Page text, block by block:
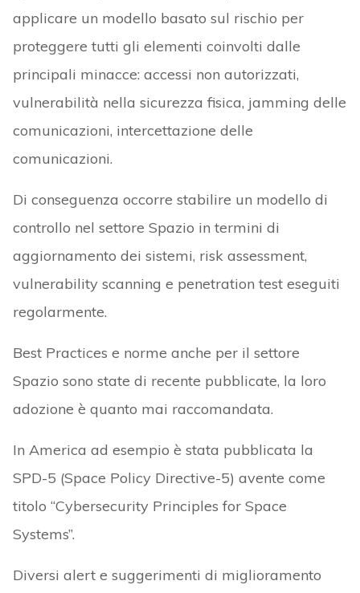
applicare un modello basato sul rischio per
proteggere tutti gli elementi coinvolti dalle
principali minacce: accessi non autorizzati,
vulnerabilità nella sicurezza fisica, jamming delle
comunicazioni, intercettazione delle
comunicazioni.
Di conseguenza occorre stabilire un modello di
controllo nel settore Spazio in termini di
aggiornamento dei sistemi, risk assessment,
vulnerability scanning e penetration test eseguiti
regolarmente.
Best Practices e norme anche per il settore
Spazio sono state di recente pubblicate, la loro
adozione è quanto mai raccomandata.
In America ad esempio è stata pubblicata la
SPD-5 (Space Policy Directive-5) avente come
titolo “Cybersecurity Principles for Space
Systems”.
Diversi alert e suggerimenti di miglioramento